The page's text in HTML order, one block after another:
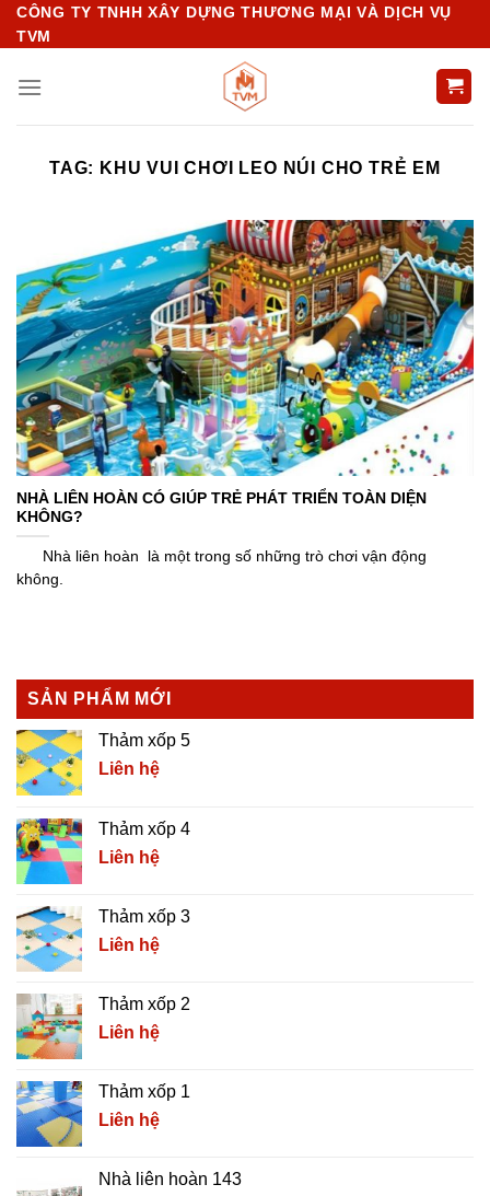
Chuyển
đến
dung
CÔNG TY TNHH XÂY DỰNG THƯƠNG MẠI VÀ DỊCH VỤ
TVM
TAG: KHU VUI CHƠI LEO NÚI CHO TRẺ EM
SẢN PHẨM MỚI
Thảm xốp 5
Liên hệ
Thảm xốp 4
Liên hệ
Thảm xốp 3
Liên hệ
Thảm xốp 2
Liên hệ
Thảm xốp 1
Liên hệ
Nhà liên hoàn 143
NHÀ LIÊN HOÀN CÓ GIÚP TRẺ PHÁT TRIỂN TOÀN DIỆN
KHÔNG?
Nhà liên hoàn là một trong số những trò chơi vận động
không.